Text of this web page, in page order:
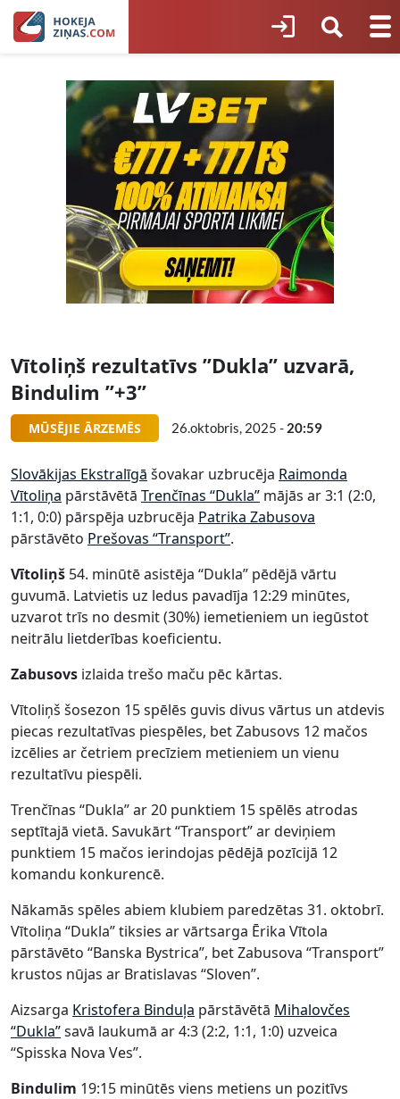
Vītoliņš rezultatīvs ”Dukla” uzvarā,
Bindulim ”+3”
MŪSĒJIE ĀRZEMĒS 26.oktobris, 2025 - 20:59
Slovākijas Ekstralīgā šovakar uzbrucēja Raimonda
Vītoliņa pārstāvētā Trenčīnas “Dukla” mājās ar 3:1 (2:0,
1:1, 0:0) pārspēja uzbrucēja Patrika Zabusova
pārstāvēto Prešovas “Transport”.
Vītoliņš 54. minūtē asistēja “Dukla” pēdējā vārtu
guvumā. Latvietis uz ledus pavadīja 12:29 minūtes,
uzvarot trīs no desmit (30%) iemetieniem un iegūstot
neitrālu lietderības koeficientu.
Zabusovs izlaida trešo maču pēc kārtas.
Vītoliņš šosezon 15 spēlēs guvis divus vārtus un atdevis
piecas rezultatīvas piespēles, bet Zabusovs 12 mačos
izcēlies ar četriem precīziem metieniem un vienu
rezultatīvu piespēli.
Trenčīnas “Dukla” ar 20 punktiem 15 spēlēs atrodas
septītajā vietā. Savukārt “Transport” ar deviņiem
punktiem 15 mačos ierindojas pēdējā pozīcijā 12
komandu konkurencē.
Nākamās spēles abiem klubiem paredzētas 31. oktobrī.
Vītoliņa “Dukla” tiksies ar vārtsarga Ērika Vītola
pārstāvēto “Banska Bystrica”, bet Zabusova “Transport”
krustos nūjas ar Bratislavas “Sloven”.
Aizsarga Kristofera Binduļa pārstāvētā Mihalovčes
“Dukla”savā laukumā ar 4:3 (2:2, 1:1, 1:0) uzveica
“Spisska Nova Ves”.
Bindulim 19:15 minūtēs viens metiens un pozitīvs